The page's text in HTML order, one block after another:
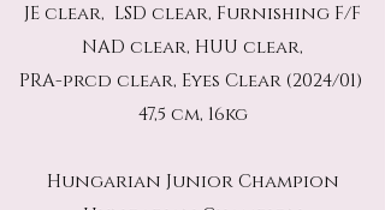
JE clear, LSD clear, Furnishing F/F
NAD clear, HUU clear,
PRA-prcd clear, Eyes Clear (2024/01)
47,5 cm, 16kg
Hungarian Junior Champion